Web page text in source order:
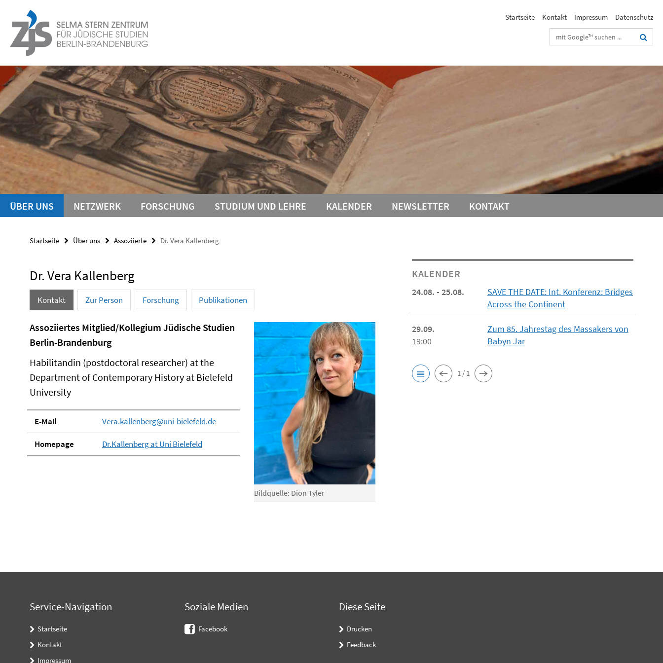
Inhalt
Service-
Navigation
Startseite Kontakt Impressum
Datenschutz
Suchbegriffe
ÜBER UNS NETZWERK FORSCHUNG STUDIUM UND LEHRE KALENDER NEWSLETTER KONTAKT
Startseite Über uns Assoziierte Dr. Vera Kallenberg
Dr. Vera Kallenberg
Kontakt Zur Person Forschung Publikationen
Bildquelle: Dion Tyler
Assoziiertes Mitglied/Kollegium Jüdische Studien
Berlin-Brandenburg
Habilitandin (postdoctoral researcher) at the
Department of Contemporary History at Bielefeld
University
E-Mail Vera.kallenberg@uni-bielefeld.de
Homepage Dr.Kallenberg at Uni Bielefeld
KALENDER
24.08. - 25.08.
SAVE THE DATE: Int. Konferenz: Bridges
Across the Continent
29.09.
19:00
Zum 85. Jahrestag des Massakers von
Babyn Jar
1 / 1
Service-Navigation
Startseite
Kontakt
Impressum
Soziale Medien
Facebook
Diese Seite
Drucken
Feedback